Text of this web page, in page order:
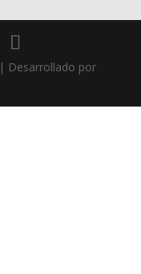
| Desarrollado por